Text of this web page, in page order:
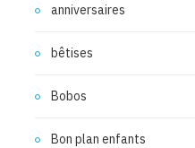
anniversaires
bêtises
Bobos
Bon plan enfants